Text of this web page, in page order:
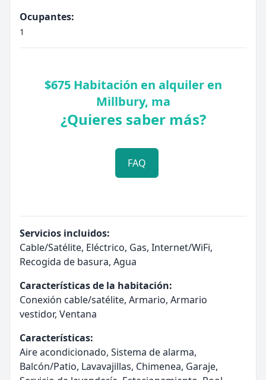
Ocupantes:
1
$675 Habitación en alquiler en
Millbury, ma
¿Quieres saber más?
FAQ
Servicios incluidos:
Cable/Satélite, Eléctrico, Gas, Internet/WiFi,
Recogida de basura, Agua
Características de la habitación:
Conexión cable/satélite, Armario, Armario
vestidor, Ventana
Características:
Aire acondicionado, Sistema de alarma,
Balcón/Patio, Lavavajillas, Chimenea, Garaje,